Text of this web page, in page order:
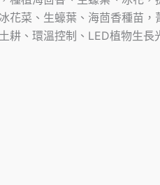
花菜、生蠔葉、海茴香種苗，
耕、環溫控制、LED植物生長